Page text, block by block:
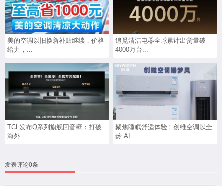
美的空调以旧换新补贴继续，价格
给力，...
追觅清洁电器全球累计出货量破
4000万台...
TCL发布Q系列旗舰回音壁：打破
海外...
聚焦睡眠舒适体验！创维空调以全
龄 AI...
发表评论0条